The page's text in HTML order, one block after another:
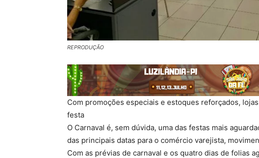
REPRODUÇÃO
Com promoções especiais e estoques reforçados,
festa
O Carnaval é, sem dúvida, uma das festas mais
das principais datas para o comércio varejista,
Com as prévias de carnaval e os quatro dias de folias